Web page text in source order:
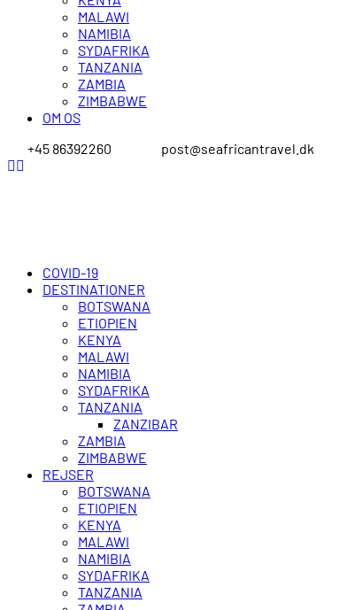
MALAWI
NAMIBIA
SYDAFRIKA
TANZANIA
ZAMBIA
ZIMBABWE
OM OS
+45 86392260
post@seafricantravel.dk
COVID-19
DESTINATIONER
BOTSWANA
ETIOPIEN
KENYA
MALAWI
NAMIBIA
SYDAFRIKA
TANZANIA
ZANZIBAR
ZAMBIA
ZIMBABWE
REJSER
BOTSWANA
ETIOPIEN
KENYA
MALAWI
NAMIBIA
SYDAFRIKA
TANZANIA